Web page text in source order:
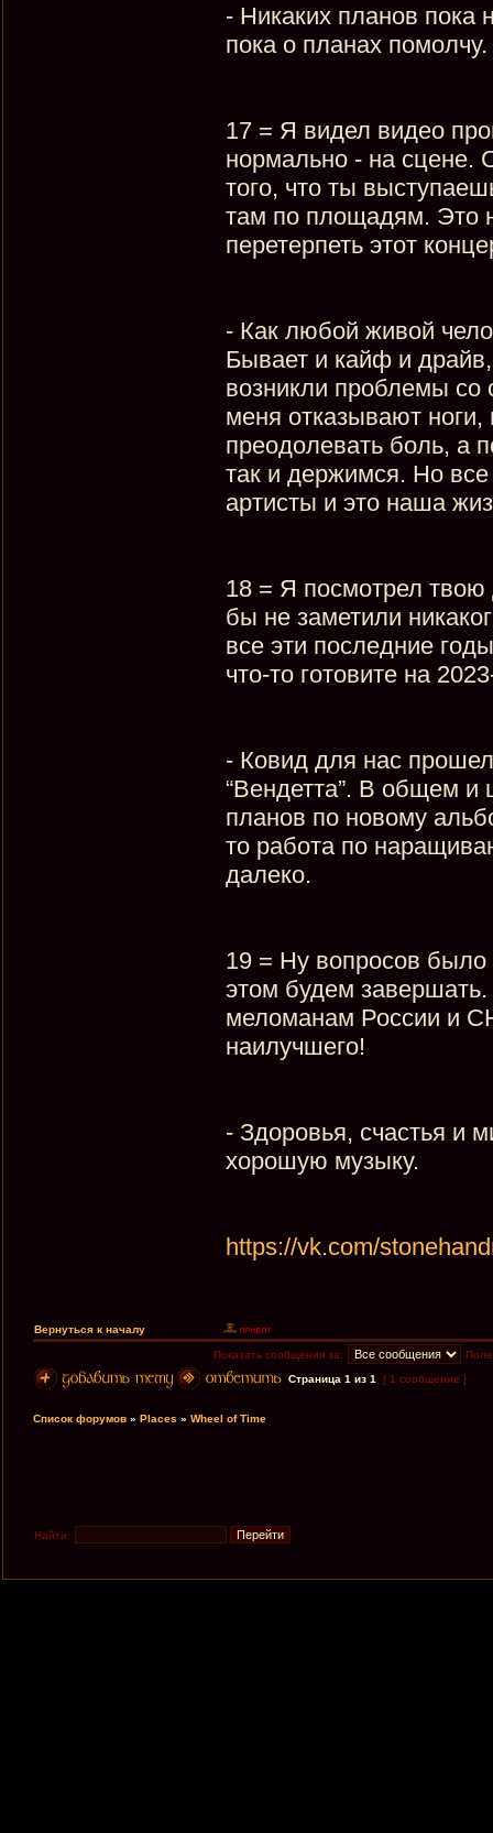
- Никаких планов пока
пока о планах помолчу.
17 = Я видел видео
нормально - на сцене.
того, что ты
там по площадям. Это
перетерпеть этот
- Как любой живой
Бывает и кайф и
возникли проблемы со
меня отказывают ноги,
преодолевать боль, а
так и держимся. Но все
артисты и это наша
18 = Я посмотрел твою
бы не заметили
все эти последние
что-то готовите на
- Ковид для нас
“Вендетта”. В общем
планов по новому
то работа по
далеко.
19 = Ну вопросов было
этом будем
меломанам России и
наилучшего!
- Здоровья, счастья и
хорошую музыку.
https://vk.com/
Вернуться к началу
Показать сообщения за:
Страница 1 из 1 [ 1 сообщение ]
Список форумов » Places » Wheel of Time
Найти: